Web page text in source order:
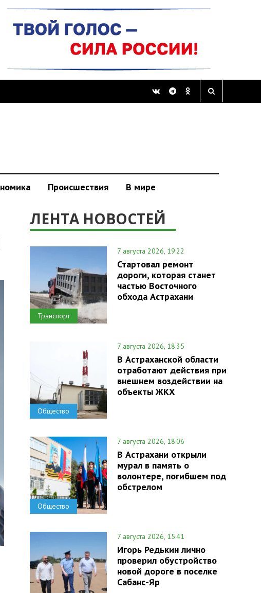
Происшествия В мире
ЛЕНТА НОВОСТЕЙ
Транспорт
7 августа 2026, 19:22
Стартовал ремонт
дороги, которая станет
частью Восточного
обхода Астрахани
Общество
7 августа 2026, 18:35
В Астраханской области
отработают действия при
внешнем воздействии на
объекты ЖКХ
Общество
7 августа 2026, 18:06
В Астрахани открыли
мурал в память о
волонтере, погибшем под
обстрелом
7 августа 2026, 15:41
Игорь Редькин лично
проверил обустройство
новой дороге в поселке
Сабанс-Яр